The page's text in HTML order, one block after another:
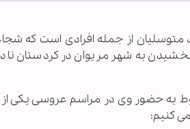
متوسلیان از جمله افرادی است که
به شهر مریوان در کردستان
به حضور وی در مراسم عروسی یکی
کنیم: